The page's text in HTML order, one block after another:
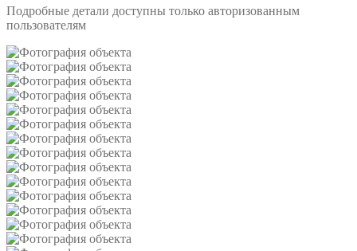
Подробные детали доступны только авторизованным
пользователям